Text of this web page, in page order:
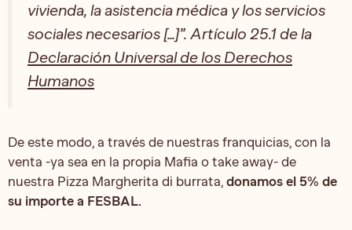
vivienda, la asistencia médica y los servicios
sociales necesarios […]”. Artículo 25.1 de la
Declaración Universal de los Derechos
Humanos
De este modo, a través de nuestras franquicias, con la
venta -ya sea en la propia Mafia o take away- de
nuestra Pizza Margherita di burrata, donamos el 5% de
su importe a FESBAL.